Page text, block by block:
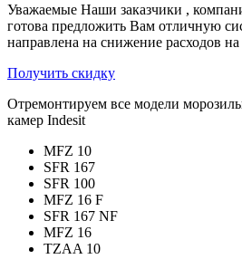
Уважаемые Наши заказчики ,
готова предложить Вам отличную
направлена на снижение расходов
Получить скидку
Отремонтируем все модели
камер Indesit
MFZ 10
SFR 167
SFR 100
MFZ 16 F
SFR 167 NF
MFZ 16
TZAA 10